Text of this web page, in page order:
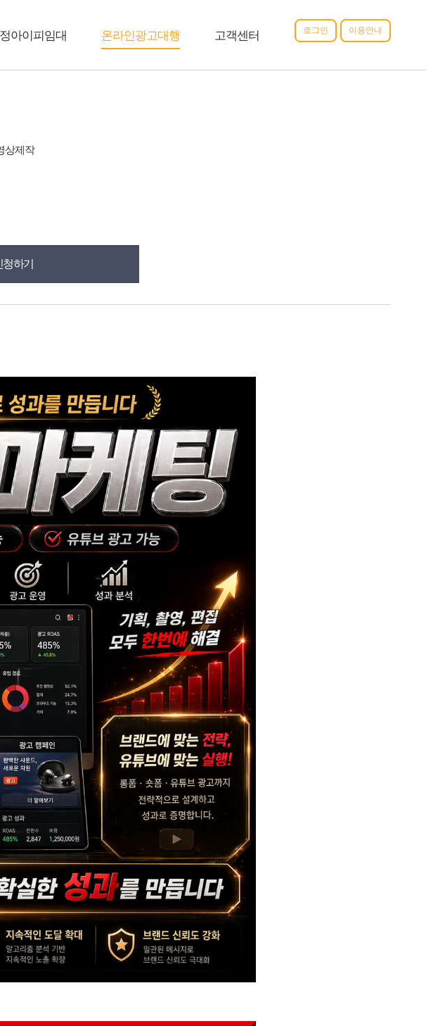
이용안내
로그인
아이피임대 온라인광고대행 고객센터
상제작
청하기